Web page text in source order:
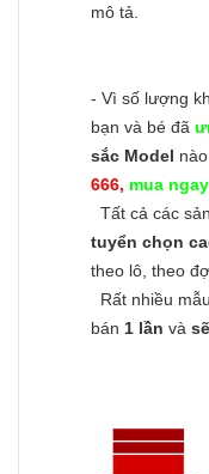
mô tả.
- Vì số lượng
bạn và bé đã
sắc Model
666, mua
Tất cả các
tuyển chọn
theo lô, theo
Rất nhiều mẫu
bán 1 lần và